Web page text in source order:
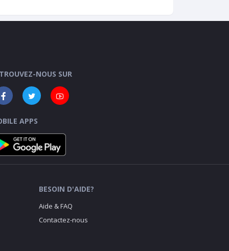
NOUS SUR
APPS
BESOIN D'AIDE?
Aide & FAQ
Contactez-nous